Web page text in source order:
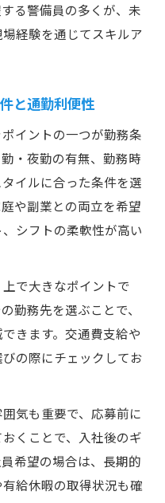
る警備員の多くが、未
経験を通じてスキルア
と通勤利便性
イントの一つが勤務条
・夜勤の有無、勤務時
イルに合った条件を選
や副業との両立を希望
シフトの柔軟性が高い
で大きなポイントで
勤務先を選ぶことで、
きます。交通費支給や
の際にチェックしてお
気も重要で、応募前に
くことで、入社後のギ
希望の場合は、長期的
給休暇の取得状況も確